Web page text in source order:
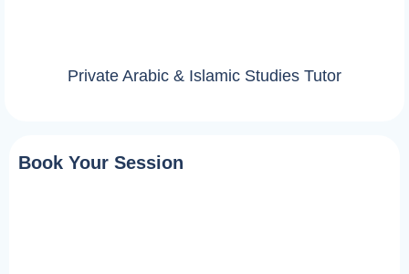
Private Arabic & Islamic Studies Tutor
Book Your Session